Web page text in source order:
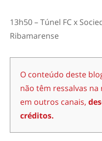
13h50 – Túnel FC x
Ribamarense
O conteúdo deste
não têm ressalvas
em outros canais,
créditos.